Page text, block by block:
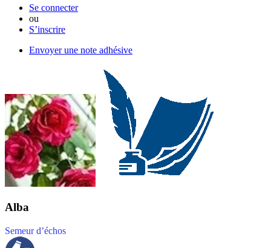
Se connecter
ou
S’inscrire
Envoyer une note adhésive
Alba
Semeur d’échos